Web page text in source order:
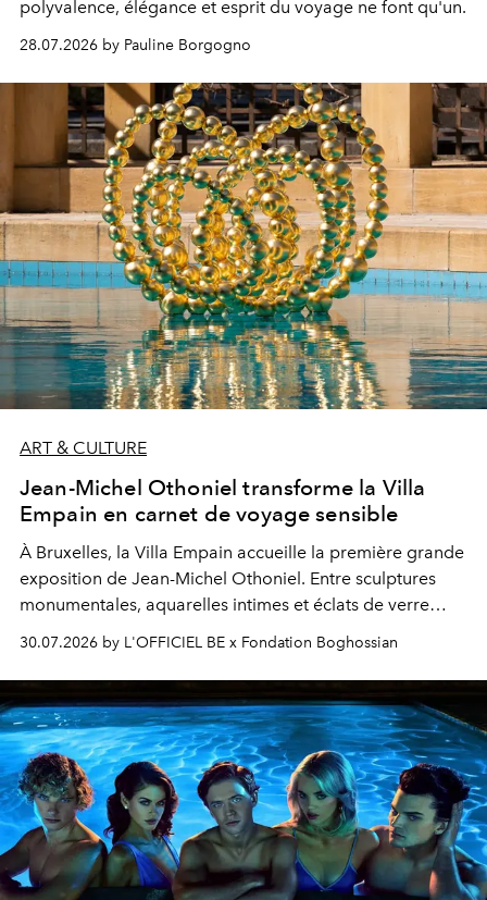
polyvalence, élégance et esprit du voyage ne font qu'un.
28.07.2026 by Pauline Borgogno
ART & CULTURE
Jean-Michel Othoniel transforme la Villa
Empain en carnet de voyage sensible
À Bruxelles, la Villa Empain accueille la première grande
exposition de Jean-Michel Othoniel. Entre sculptures
monumentales, aquarelles intimes et éclats de verre
émotionnel où chaque œuvre devient le souvenir
lumineux d’un voyage, d’une rencontre ou d’un
émerveillement.
30.07.2026 by L'OFFICIEL BE x Fondation Boghossian